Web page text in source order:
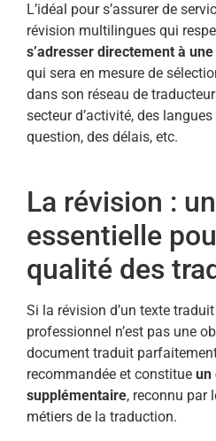
L’idéal pour s’assurer de
révision multilingues qui
s’adresser directement à
qui sera en mesure de
dans son réseau de
secteur d’activité, des
question, des délais, etc.
La révision :
essentielle
qualité des
Si la révision d’un texte
professionnel n’est pas une
document traduit
recommandée et constitue un
supplémentaire, reconnu par
métiers de la traduction.